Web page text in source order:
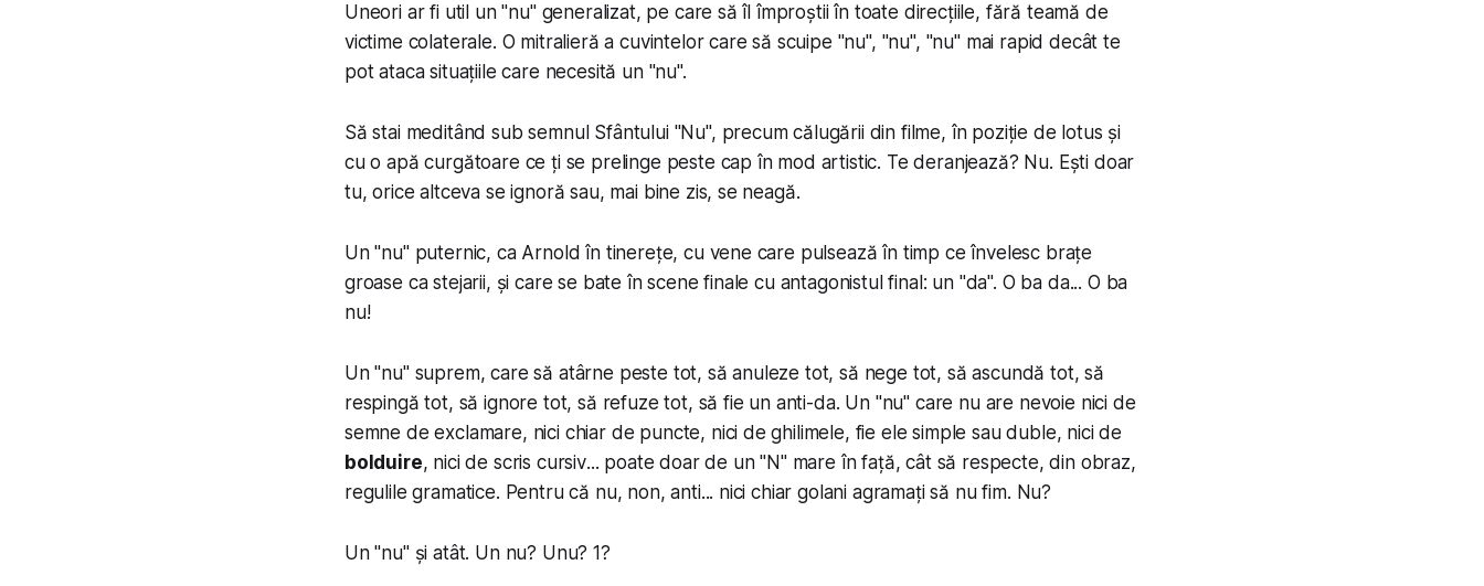
Uneori ar fi util un "nu" generalizat, pe care să îl împroștii în toate direcțiile, fără teamă de
victime colaterale. O mitralieră a cuvintelor care să scuipe "nu", "nu", "nu" mai rapid decât te
pot ataca situațiile care necesită un "nu".
Să stai meditând sub semnul Sfântului "Nu", precum călugării din filme, în poziție de lotus și
cu o apă curgătoare ce ți se prelinge peste cap în mod artistic. Te deranjează? Nu. Ești doar
tu, orice altceva se ignoră sau, mai bine zis, se neagă.
Un "nu" puternic, ca Arnold în tinerețe, cu vene care pulsează în timp ce învelesc brațe
groase ca stejarii, și care se bate în scene finale cu antagonistul final: un "da". O ba da... O ba
nu!
Un "nu" suprem, care să atârne peste tot, să anuleze tot, să nege tot, să ascundă tot, să
respingă tot, să ignore tot, să refuze tot, să fie un anti-da. Un "nu" care nu are nevoie nici de
semne de exclamare, nici chiar de puncte, nici de ghilimele, fie ele simple sau duble, nici de
bolduire, nici de scris cursiv... poate doar de un "N" mare în față, cât să respecte, din obraz,
regulile gramatice. Pentru că nu, non, anti... nici chiar golani agramați să nu fim. Nu?
Un "nu" și atât. Un nu? Unu? 1?